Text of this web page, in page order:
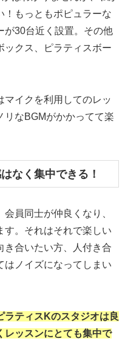
！もっともポピュラーな
が30台近く設置。その他
ックス、ピラティスボー
マイクを利用してのレッ
リなBGMがかかってて楽
なく集中できる！
員同士が仲良くなり、
す。それはそれで楽しい
き合いたい方、人付き合
はノイズになってしまい
ラティスKのスタジオは良
レッスンにとても集中で